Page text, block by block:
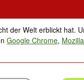
der Welt erblickt hat.
Google Chrome,